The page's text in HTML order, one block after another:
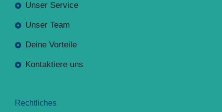
Unser Service
Unser Team
Deine Vorteile
Kontaktiere uns
Rechtliches